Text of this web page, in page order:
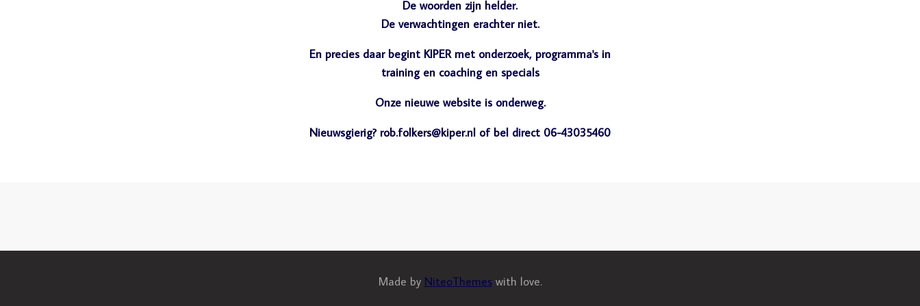
De woorden zijn helder.
De verwachtingen erachter niet.
En precies daar begint KIPER met onderzoek, programma's in
training en coaching en specials
Onze nieuwe website is onderweg.
Nieuwsgierig? rob.folkers@kiper.nl of bel direct 06-43035460
Made by NiteoThemes with love.